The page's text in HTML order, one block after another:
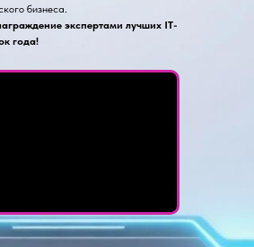
бизнеса.
экспертами лучших IT-
года!